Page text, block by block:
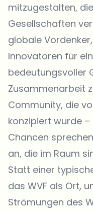
mitzugestalten,
Gesellschaften
globale
Innovatoren für
bedeutungsvoller
Zusammenarbeit
Community, die
konzipiert wurde
Chancen
an, die im Raum
Statt einer
das WVF als Ort,
Strömungen des